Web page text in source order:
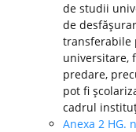
de studii
de
transferabile
universitare,
predare,
pot fi
cadrul
Anexa 2 HG.